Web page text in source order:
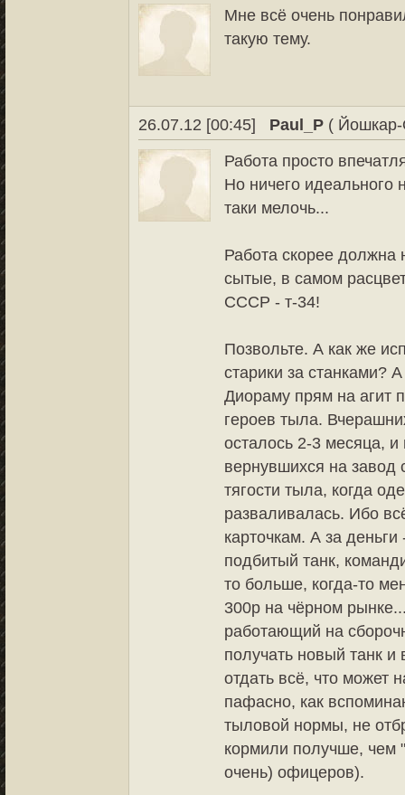
Мне всё очень
такую тему.
26.07.12 [00:45] Paul_P (
Работа просто
Но ничего идеального
таки мелочь...
Работа скорее должна
сытые, в самом
СССР - т-34!
Позвольте. А как же
старики за станками?
Диораму прям на агит
героев тыла.
осталось 2-3 месяца,
вернувшихся на завод
тягости тыла, когда
разваливалась. Ибо
карточкам. А за
подбитый танк,
то больше, когда-то
300р на чёрном
работающий на
получать новый танк
отдать всё, что может
пафасно, как
тыловой нормы, не
кормили получше, чем
очень) офицеров).